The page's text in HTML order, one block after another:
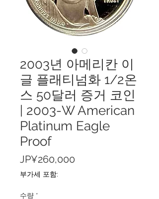
2003년 아메리칸 이
글 플래티넘화 1/2온
스 50달러 증거 코인
| 2003-W American
Platinum Eagle
Proof
JP¥260,000
부가세 포함:
수량 *